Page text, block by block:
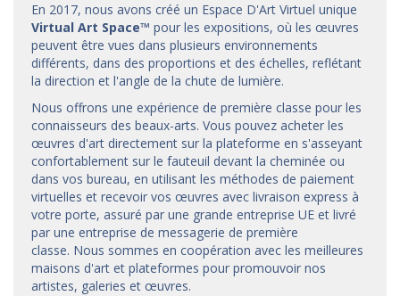
En 2017, nous avons créé un Espace D'Art Virtuel unique
Virtual Art Space™ pour les expositions, où les œuvres
peuvent être vues dans plusieurs environnements
différents, dans des proportions et des échelles, reflétant
la direction et l'angle de la chute de lumière.
Nous offrons une expérience de première classe pour les
connaisseurs des beaux-arts. Vous pouvez acheter les
œuvres d'art directement sur la plateforme en s'asseyant
confortablement sur le fauteuil devant la cheminée ou
dans vos bureau, en utilisant les méthodes de paiement
virtuelles et recevoir vos œuvres avec livraison express à
votre porte, assuré par une grande entreprise UE et livré
par une entreprise de messagerie de première
classe. Nous sommes en coopération avec les meilleures
maisons d'art et plateformes pour promouvoir nos
artistes, galeries et œuvres.